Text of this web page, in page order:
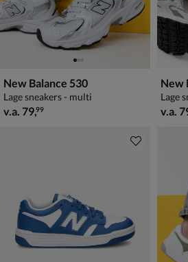
New Balance 530
Lage sneakers - multi
vanaf € 79,99
v.a. 79,99
New
Lage
vanaf
v.a.